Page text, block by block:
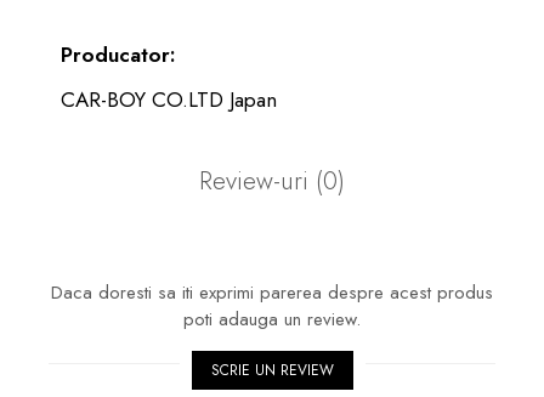
Producator:
CAR-BOY CO.LTD Japan
Review-uri (0)
Daca doresti sa iti exprimi parerea despre acest produs
poti adauga un review.
SCRIE UN REVIEW